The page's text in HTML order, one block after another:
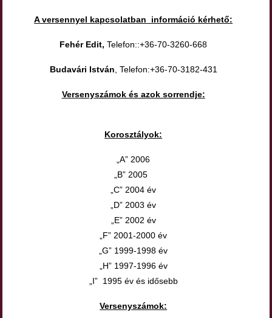
A versennyel kapcsolatban információ kérhető:
Fehér Edit,Telefon::+36-70-3260-668
Budavári István , Telefon:+36-70-3182-431
Versenyszámok és azok sorrendje:
Korosztályok:
„A” 2006
„B” 2005
„C” 2004 év
„D” 2003 év
„E” 2002 év
„F” 2001-2000 év
„G” 1999-1998 év
„H” 1997-1996 év
„I” 1995 év és idősebb
Versenyszámok: